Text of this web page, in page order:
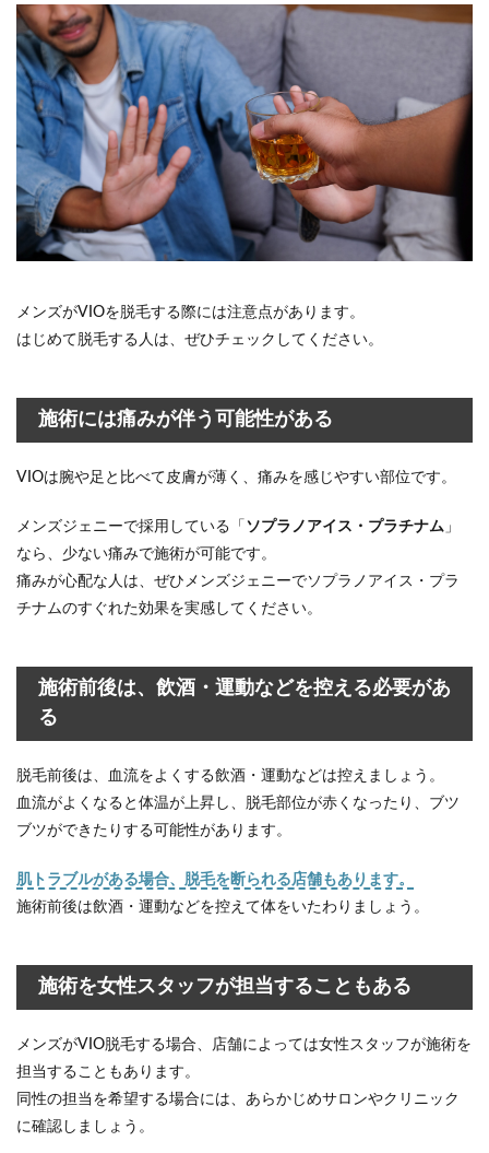
メンズがVIOを脱毛する際には注意点があります。
はじめて脱毛する人は、ぜひチェックしてください。
施術には痛みが伴う可能性がある
VIOは腕や足と比べて皮膚が薄く、痛みを感じやすい部位です。
メンズジェニーで採用している「 ソプラノアイス・プラチナム 」
なら、少ない痛みで施術が可能です。
痛みが心配な人は、ぜひメンズジェニーでソプラノアイス・プラ
チナムのすぐれた効果を実感してください。
施術前後は、飲酒・運動などを控える必要があ
る
脱毛前後は、血流をよくする飲酒・運動などは控えましょう。
血流がよくなると体温が上昇し、脱毛部位が赤くなったり、ブツ
ブツができたりする可能性があります。
肌トラブルがある場合、脱毛を断られる店舗もあります。
施術前後は飲酒・運動などを控えて体をいたわりましょう。
施術を女性スタッフが担当することもある
メンズがVIO脱毛する場合、店舗によっては女性スタッフが施術を
担当することもあります。
同性の担当を希望する場合には、あらかじめサロンやクリニック
に確認しましょう。